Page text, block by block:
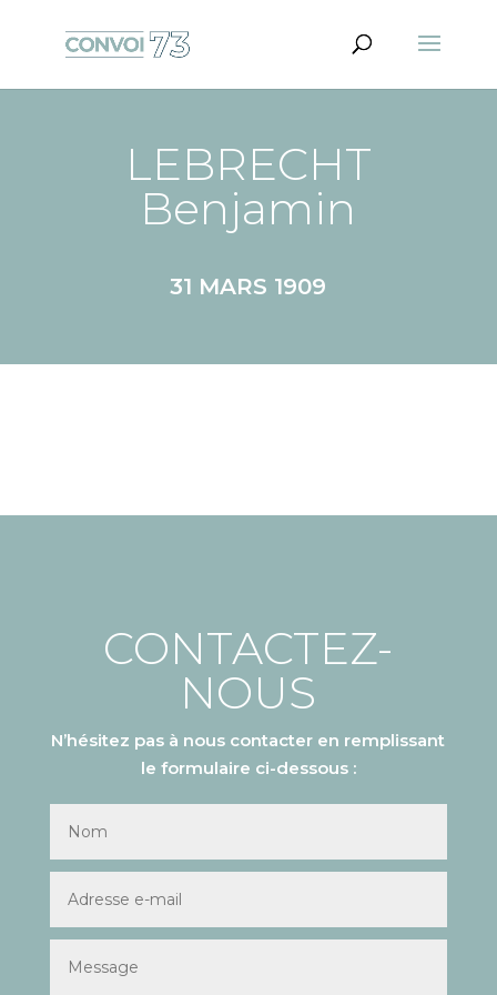
LEBRECHT
Benjamin
31 MARS 1909
CONTACTEZ-
NOUS
N’hésitez pas à nous contacter en remplissant
le formulaire ci-dessous :